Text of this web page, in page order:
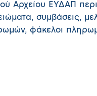
Αρχείου ΕΥΔΑΠ
συμβάσεις,
φάκελοι